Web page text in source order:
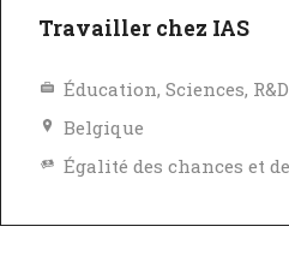
Travailler chez IAS
Éducation, Sciences, R&D
Belgique